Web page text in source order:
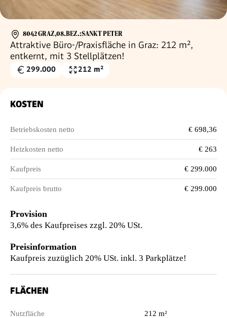
8042 GRAZ,08.BEZ.:SANKT PETER
Attraktive Büro-/Praxisfläche in Graz: 212 m²,
entkernt, mit 3 Stellplätzen!
Kaufpreis
299.000
Nutzfläche
212 m²
KOSTEN
Betriebskosten netto € 698,36
Heizkosten netto € 263
Kaufpreis € 299.000
Kaufpreis brutto € 299.000
Provision
3,6% des Kaufpreises zzgl. 20% USt.
Preisinformation
Kaufpreis zuzüglich 20% USt. inkl. 3 Parkplätze!
FLÄCHEN
Nutzfläche 212 m²